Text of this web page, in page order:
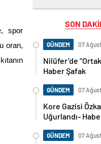
spor
oran,
SON
GÜNDEM 07
Nilüfer’de
Haber Şafak
GÜNDEM 07
Kore Gazisi
Uğurlandı-
GÜNDEM 07